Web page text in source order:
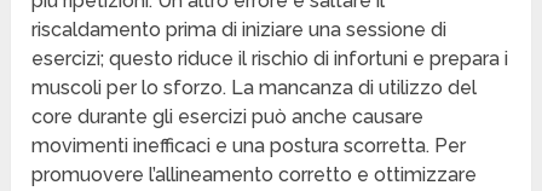
riscaldamento prima di iniziare una sessione di
esercizi; questo riduce il rischio di infortuni e prepara i
muscoli per lo sforzo. La mancanza di utilizzo del
core durante gli esercizi può anche causare
movimenti inefficaci e una postura scorretta. Per
promuovere l’allineamento corretto e ottimizzare